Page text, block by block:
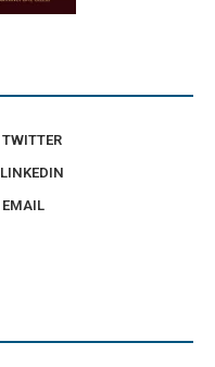
TWITTER
LINKEDIN
EMAIL